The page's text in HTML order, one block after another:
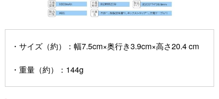
・サイズ（約）：幅7.5cm×奥行き3.9cm×高さ20.4 cm
・重量（約）：144g